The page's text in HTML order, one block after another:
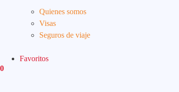
Quienes somos
Visas
Seguros de viaje
Favoritos
0